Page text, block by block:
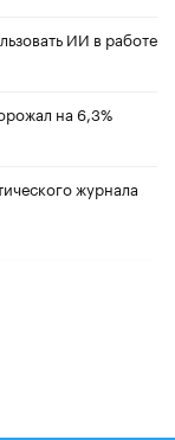
ИИ в работе
на 6,3%
журнала